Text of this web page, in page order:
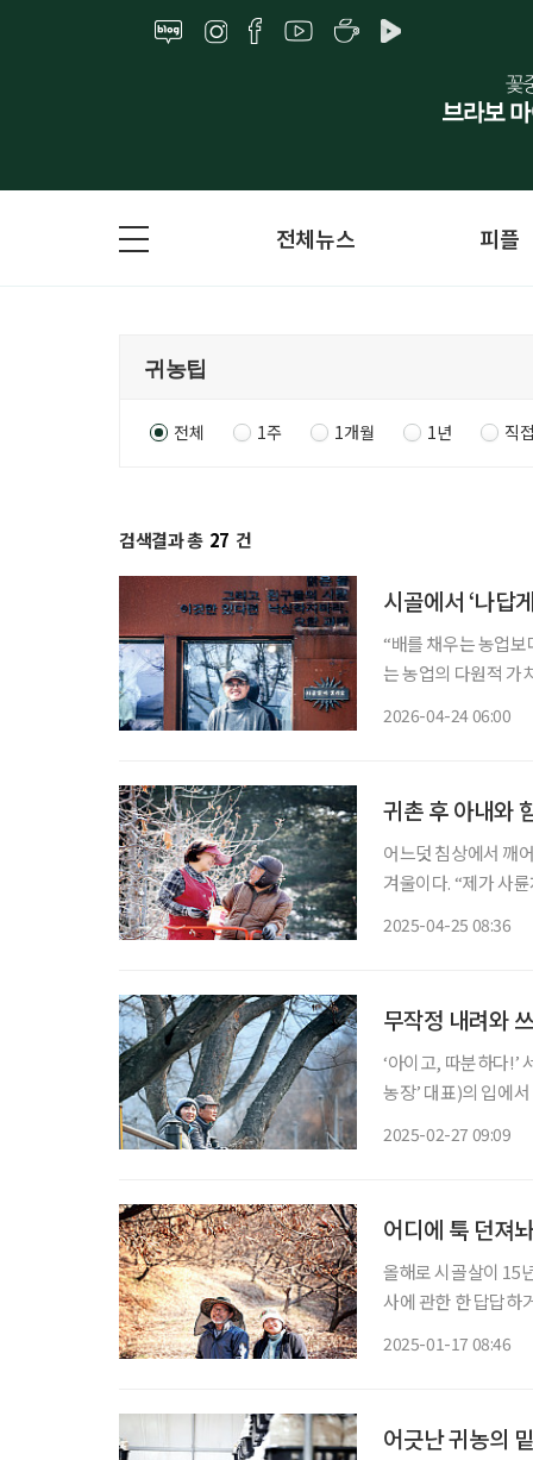
전체뉴스 피플
전체 1주 1개월 1년 직
검색결과 총 27 건
시골에서 ‘나답
“배를 채우는 농업
는 농업의 다원적 가치를 추구하
2026-04-24 06:00
귀촌 후 아내와
어느덧 침상에서 깨
겨울이다. “제가 사
2025-04-25 08:36
무작정 내려와
‘아이고, 따분하다!’
농장’ 대표)의 입에
2025-02-27 09:09
어디에 툭 던져
올해로 시골살이 15
사에 관한 한 답답하
2025-01-17 08:46
어긋난 귀농의